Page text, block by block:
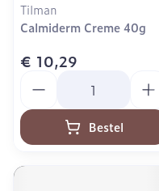
Tilman
Calmiderm Creme 40g
€ 10,29
Bestel